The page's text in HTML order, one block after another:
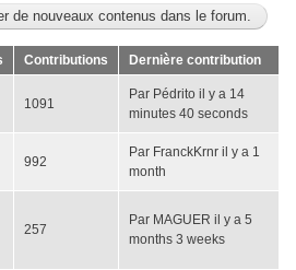
de nouveaux contenus dans le forum.
Contributions
Dernière contribution
1091
Par Pédrito il y a 14
minutes 40 seconds
992
Par FranckKrnr il y a 1
month
257
Par MAGUER il y a 5
months 3 weeks